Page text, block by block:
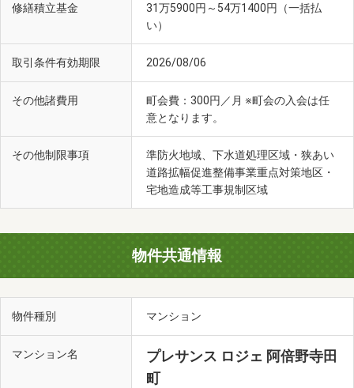
天王寺動物園 てんしばゲート(徒歩21分・約1620m)
修繕積立基金
31万5900円～54万1400円（一括払
い）
取引条件有効期限 2026/08/06
その他諸費用
町会費：300円／月 ※町会の入会は任
意となります。
その他制限事項
準防火地域、下水道処理区域・狭あい
道路拡幅促進整備事業重点対策地区・
宅地造成等工事規制区域
物件共通情報
物件種別 マンション
マンション名
プレサンス ロジェ 阿倍野寺田
町